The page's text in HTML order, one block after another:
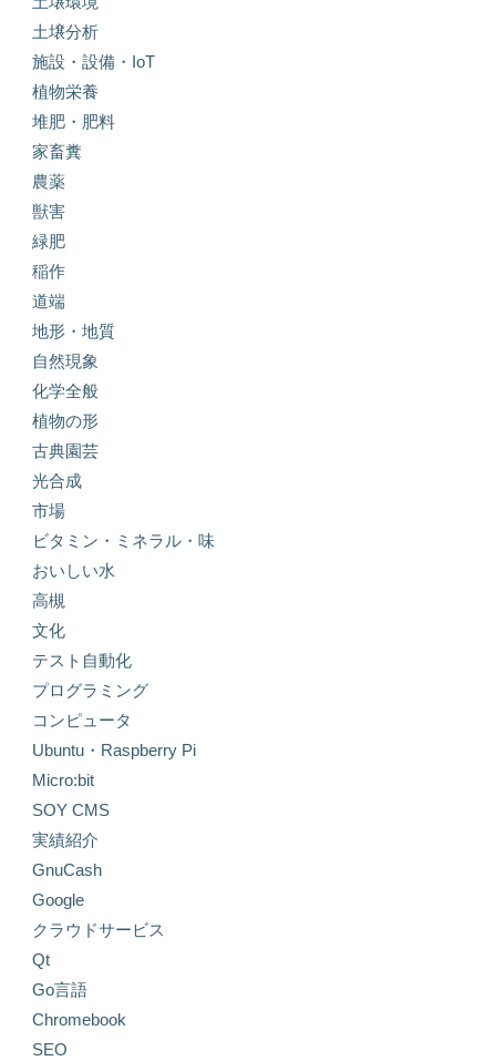
土壌分析
施設・設備・IoT
植物栄養
堆肥・肥料
家畜糞
農薬
獣害
緑肥
稲作
道端
地形・地質
自然現象
化学全般
植物の形
古典園芸
光合成
市場
ビタミン・ミネラル・味
おいしい水
高槻
文化
テスト自動化
プログラミング
コンピュータ
Ubuntu・Raspberry Pi
Micro:bit
SOY CMS
実績紹介
GnuCash
Google
クラウドサービス
Qt
Go言語
Chromebook
SEO